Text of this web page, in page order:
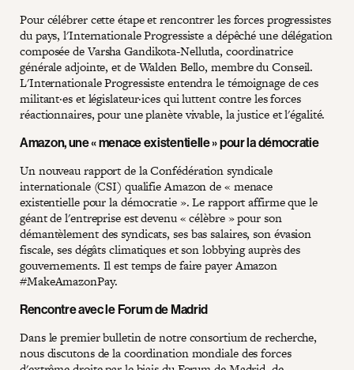
Pour célébrer cette étape et rencontrer les forces progressistes
du pays, l'Internationale Progressiste a dépêché une délégation
composée de Varsha Gandikota-Nellutla, coordinatrice
générale adjointe, et de Walden Bello, membre du Conseil.
L'Internationale Progressiste entendra le témoignage de ces
militant·es et législateur·ices qui luttent contre les forces
réactionnaires, pour une planète vivable, la justice et l'égalité.
Amazon, une « menace existentielle » pour la démocratie
Un nouveau rapport de la Confédération syndicale
internationale (CSI) qualifie Amazon de « menace
existentielle pour la démocratie ». Le rapport affirme que le
géant de l'entreprise est devenu « célèbre » pour son
démantèlement des syndicats, ses bas salaires, son évasion
fiscale, ses dégâts climatiques et son lobbying auprès des
gouvernements. Il est temps de faire payer Amazon
#MakeAmazonPay.
Rencontre avec le Forum de Madrid
Dans le premier bulletin de notre consortium de recherche,
nous discutons de la coordination mondiale des forces